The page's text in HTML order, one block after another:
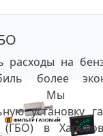
расходы на
более
Мы
установку
(ГБО) в